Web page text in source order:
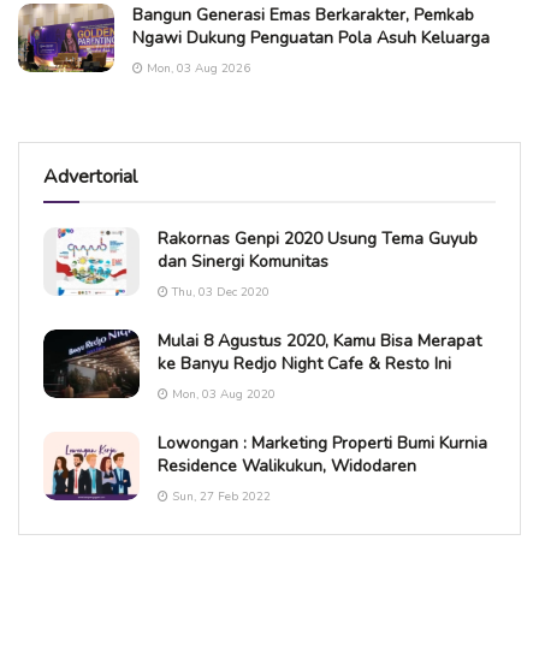
Bangun Generasi Emas Berkarakter, Pemkab
Ngawi Dukung Penguatan Pola Asuh Keluarga
Mon, 03 Aug 2026
Advertorial
Rakornas Genpi 2020 Usung Tema Guyub
dan Sinergi Komunitas
Thu, 03 Dec 2020
Mulai 8 Agustus 2020, Kamu Bisa Merapat
ke Banyu Redjo Night Cafe & Resto Ini
Mon, 03 Aug 2020
Lowongan : Marketing Properti Bumi Kurnia
Residence Walikukun, Widodaren
Sun, 27 Feb 2022